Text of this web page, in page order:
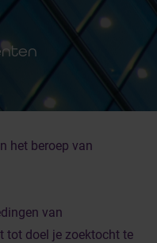
het beroep van
van
tot doel je zoektocht te